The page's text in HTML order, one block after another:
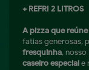
+ REFRI 2 LITROS
A pizza que
fatias generosas,
fresquinha, nosso
caseiro especiale